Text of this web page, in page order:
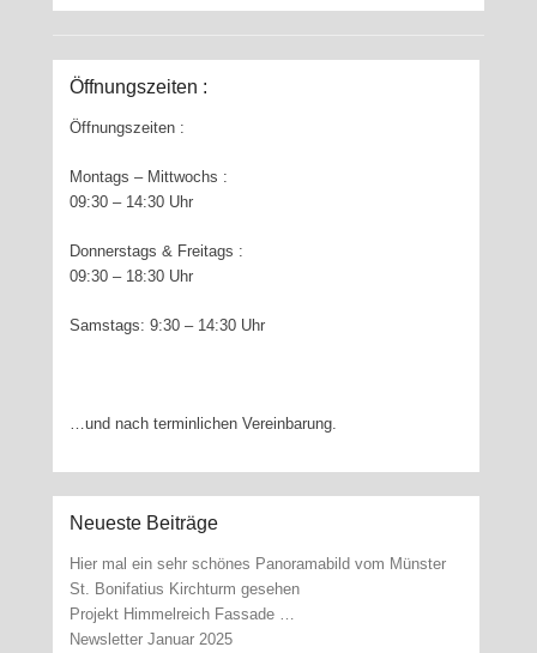
Öffnungszeiten :
Öffnungszeiten :
Montags – Mittwochs :
09:30 – 14:30 Uhr
Donnerstags & Freitags :
09:30 – 18:30 Uhr
Samstags: 9:30 – 14:30 Uhr
…und nach terminlichen Vereinbarung.
Neueste Beiträge
Hier mal ein sehr schönes Panoramabild vom Münster
St. Bonifatius Kirchturm gesehen
Projekt Himmelreich Fassade …
Newsletter Januar 2025